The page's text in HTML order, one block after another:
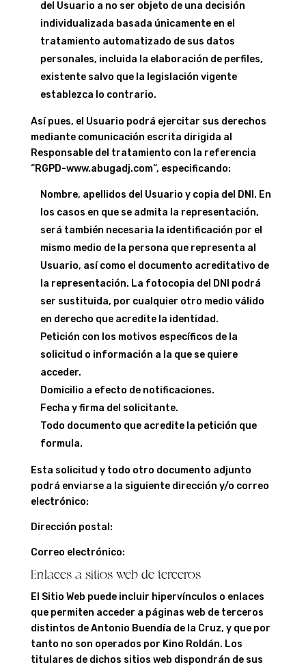
del Usuario a no ser objeto de una decisión
individualizada basada únicamente en el
tratamiento automatizado de sus datos
personales, incluida la elaboración de perfiles,
existente salvo que la legislación vigente
establezca lo contrario.
Así pues, el Usuario podrá ejercitar sus derechos
mediante comunicación escrita dirigida al
Responsable del tratamiento con la referencia
“RGPD-www.abugadj.com“, especificando:
Nombre, apellidos del Usuario y copia del DNI. En
los casos en que se admita la representación,
será también necesaria la identificación por el
mismo medio de la persona que representa al
Usuario, así como el documento acreditativo de
la representación. La fotocopia del DNI podrá
ser sustituida, por cualquier otro medio válido
en derecho que acredite la identidad.
Petición con los motivos específicos de la
solicitud o información a la que se quiere
acceder.
Domicilio a efecto de notificaciones.
Fecha y firma del solicitante.
Todo documento que acredite la petición que
formula.
Esta solicitud y todo otro documento adjunto
podrá enviarse a la siguiente dirección y/o correo
electrónico:
Dirección postal:
Correo electrónico:
Enlaces a sitios web de terceros
El Sitio Web puede incluir hipervínculos o enlaces
que permiten acceder a páginas web de terceros
distintos de Antonio Buendía de la Cruz, y que por
tanto no son operados por Kino Roldán. Los
titulares de dichos sitios web dispondrán de sus